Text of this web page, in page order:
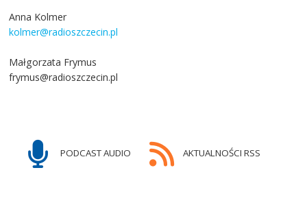
Anna Kolmer
kolmer@radioszczecin.pl
Małgorzata Frymus
frymus@radioszczecin.pl
PODCAST AUDIO AKTUALNOŚCI RSS